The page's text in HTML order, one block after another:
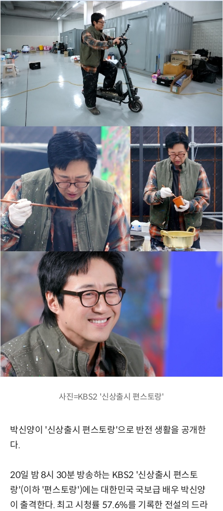
사진=KBS2 '신상출시 편스토랑'
박신양이 '신상출시 편스토랑'으로 반전 생활을 공개한
다.
20일 밤 8시 30분 방송하는 KBS2 '신상출시 편스토
랑'(이하 '편스토랑')에는 대한민국 국보급 배우 박신양
이 출격한다. 최고 시청률 57.6%를 기록한 전설의 드라